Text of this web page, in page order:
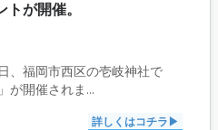
が開催。
、福岡市西区の壱岐神社で
が開催されま...
詳しくはコチラ